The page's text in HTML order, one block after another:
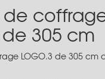
de
305 cm
LOGO.3 de 305 cm